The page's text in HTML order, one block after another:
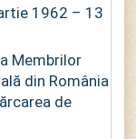
1962 – 13
Membrilor
din România
de